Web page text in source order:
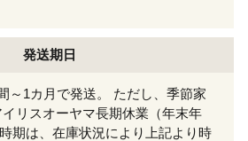
発送期日
～1カ月で発送。 ただし、季節家
リスオーヤマ長期休業（年末年
期は、在庫状況により上記より時